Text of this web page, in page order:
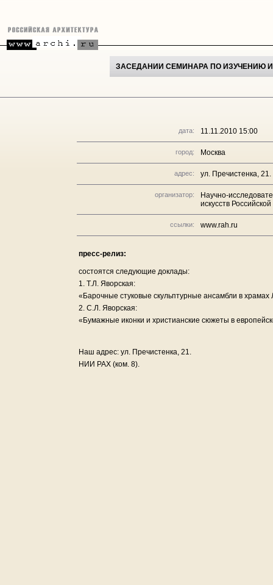
ЗАСЕДАНИИ СЕМИНАРА ПО ИЗУЧЕНИЮ
дата: 11.11.2010 15:00
город: Москва
адрес: ул. Пречистенка,
организатор:
Научно-
искусств
ссылки: www.rah.ru
пресс-релиз:
состоятся следующие доклады:
1. Т.Л. Яворская:
«Барочные стуковые скульптурные ансамбли в
2. С.Л. Яворская:
«Бумажные иконки и христианские сюжеты в
Наш адрес: ул. Пречистенка, 21.
НИИ РАХ (ком. 8).